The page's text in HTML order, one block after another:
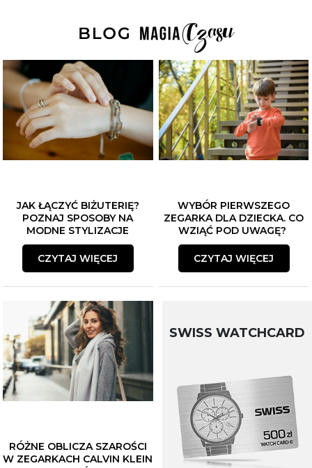
JAK ŁĄCZYĆ BIŻUTERIĘ?
POZNAJ SPOSOBY NA
MODNE STYLIZACJE
CZYTAJ WIĘCEJ
WYBÓR PIERWSZEGO
ZEGARKA DLA DZIECKA. CO
WZIĄĆ POD UWAGĘ?
CZYTAJ WIĘCEJ
RÓŻNE OBLICZA SZAROŚCI
W ZEGARKACH CALVIN KLEIN
SWISS WATCHCARD